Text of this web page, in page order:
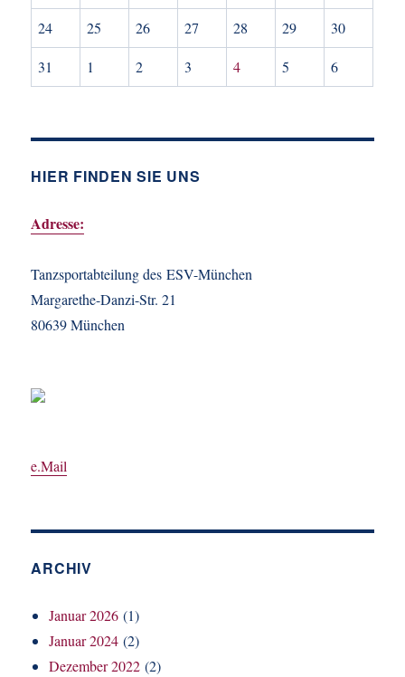
24 25 26 27 28 29 30
31 1 2 3 4 5 6
HIER FINDEN SIE UNS
Adresse:
Tanzsportabteilung des ESV-München
Margarethe-Danzi-Str. 21
80639 München
e.Mail
ARCHIV
Januar 2026 (1)
Januar 2024 (2)
Dezember 2022 (2)